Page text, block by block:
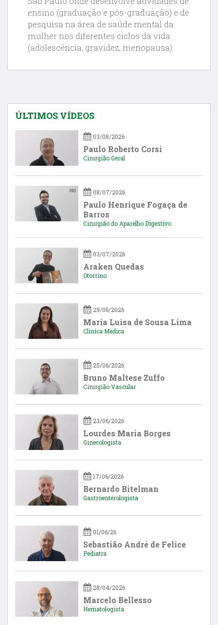
ensino (graduação e pós-graduação) e de
pesquisa na área de saúde mental da
mulher nos diferentes ciclos da vida
(adolescência, gravidez, menopausa).
ÚLTIMOS VÍDEOS
03/08/2026
Paulo Roberto Corsi
Cirurgião Geral
08/07/2026
Paulo Henrique Fogaça de
Barros
Cirurgião do Aparelho Digestivo
03/07/2026
Araken Quedas
Otorrino
29/06/2026
Maria Luisa de Sousa Lima
Clinica Medica
25/06/2026
Bruno Maltese Zuffo
Cirurgião Vascular
23/06/2026
Lourdes Maria Borges
Ginecologista
17/06/2026
Bernardo Bitelman
Gastroenterologista
01/06/26
Sebastião André de Felice
Pediatra
28/04/2026
Marcelo Bellesso
Hematologista